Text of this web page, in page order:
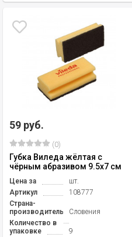
59 руб.
(0)
Губка Виледа жёлтая с
чёрным абразивом 9.5х7 см
Цена за
шт.
Артикул
108777
Страна-
производитель
Словения
Количество в
упаковке
9